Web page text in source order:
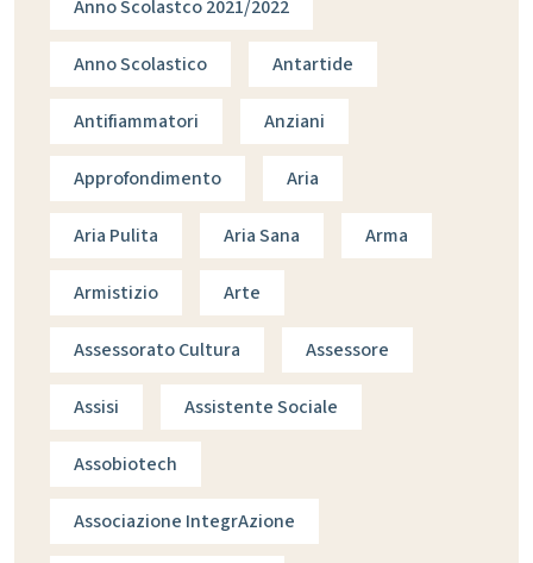
Anno Scolastco 2021/2022
Anno Scolastico Antartide
Antifiammatori Anziani
Approfondimento Aria
Aria Pulita Aria Sana Arma
Armistizio Arte
Assessorato Cultura Assessore
Assisi Assistente Sociale
Assobiotech
Associazione IntegrAzione